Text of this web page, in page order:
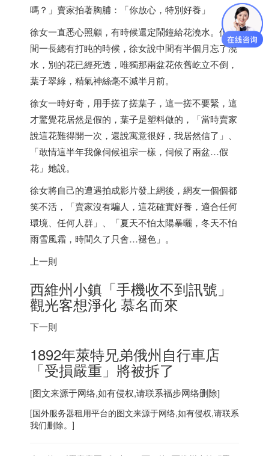
嗎？」賣家拍著胸脯：「你放心，特別好養」
徐女一直悉心照顧，有時候還定鬧鐘給花澆水。但時
間一長總有打盹的時候，徐女說中間有半個月忘了澆
水，別的花已經死透，唯獨那兩盆花依舊屹立不倒，
葉子翠綠，精氣神絲毫不減半月前。
徐女一時好奇，用手搓了搓葉子，這一搓不要緊，這
才驚覺花居然是假的，葉子是塑料做的，「當時賣家
說這花難得開一次，還說寓意很好，我居然信了」、
「敢情這半年我像伺候祖宗一樣，伺候了兩盆…假
花」她說。
徐女將自己的遭遇拍成影片發上網後，網友一個個都
笑不活，「賣家沒有騙人，這花確實好養，適合任何
環境、任何人群」、「夏天不怕太陽暴曬，冬天不怕
雨雪風霜，時間久了只會…褪色」。
上一則
西維州小鎮「手機收不到訊號」
觀光客想淨化 慕名而來
下一則
1892年萊特兄弟俄州自行車店
「受損嚴重」將被拆了
[图文来源于网络,如有侵权,请联系福步网络删除]
[国外服务器租用平台的图文来源于网络,如有侵权,请联系
我们删除。]